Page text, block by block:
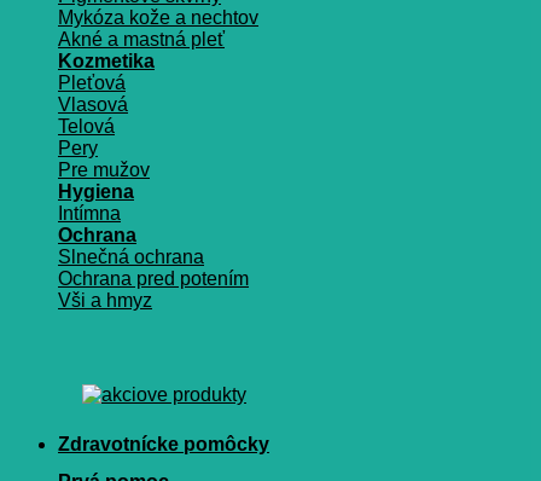
Mykóza kože a nechtov
Akné a mastná pleť
Kozmetika
Pleťová
Vlasová
Telová
Pery
Pre mužov
Hygiena
Intímna
Ochrana
Slnečná ochrana
Ochrana pred potením
Vši a hmyz
Zdravotnícke pomôcky